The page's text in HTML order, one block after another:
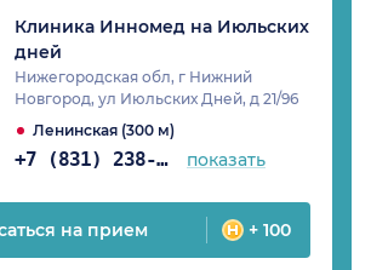
Клиника Инномед на Июльских
дней
Нижегородская обл, г Нижний
Новгород, ул Июльских Дней, д 21/96
Ленинская (300 м)
+7 (831) 238-98-86 показать
на прием + 100